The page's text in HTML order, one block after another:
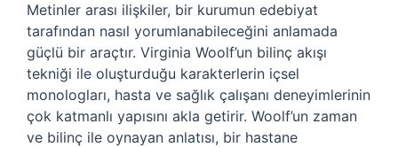
Metinler arası ilişkiler, bir kurumun edebiyat
tarafından nasıl yorumlanabileceğini anlamada
güçlü bir araçtır. Virginia Woolf’un bilinç akışı
tekniği ile oluşturduğu karakterlerin içsel
monologları, hasta ve sağlık çalışanı deneyimlerinin
çok katmanlı yapısını akla getirir. Woolf’un zaman
ve bilinç ile oynayan anlatısı, bir hastane